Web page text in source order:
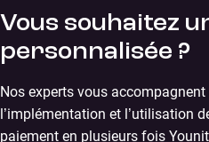
Vous souhaitez
personnalisée ?
Nos experts vous
l’implémentation et l’utilisation
paiement en plusieurs fois